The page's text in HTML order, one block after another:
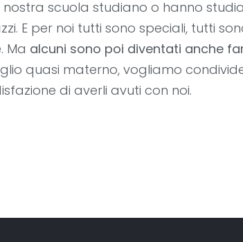
nostra scuola studiano o hanno
E per noi tutti sono speciali, tutti
Ma alcuni sono poi diventati anche
quasi materno, vogliamo
di averli avuti con noi.